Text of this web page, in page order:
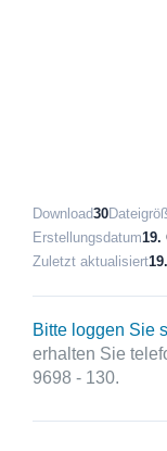
Download30
Erstellungsdatum19.
Zuletzt aktualisiert
Bitte loggen Sie
erhalten Sie
9698 - 130.